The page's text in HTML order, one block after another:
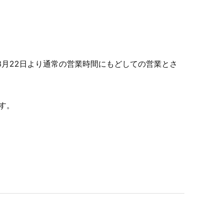
22日より通常の営業時間にもどしての営業とさ